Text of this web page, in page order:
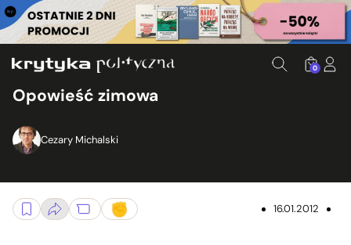
0
Opowieść zimowa
Cezary Michalski
16.01.2012